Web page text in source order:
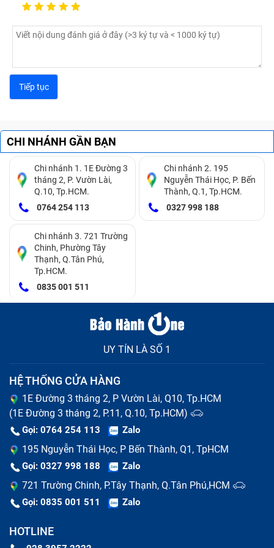
hoặc các laptop không hỗ trợ các loại giao diện nhanh
hơn.
NVMe SSD (Non-Volatile Memory Express Solid State
nhớ flash NAND. Giao diện NVMe sử dụng kết nối
PCIe (Peripheral Component Interconnect Express)
thay vì chuẩn SATA, giúp cung cấp tốc độ đọc và ghi
cao gấp nhiều lần so với các ổ SATA SSD truyền thống.
MB/s đến 7,000 MB/s, tùy thuộc vào phiên bản PCIe
được sử dụng.
Ứng dụng: Dùng cho các laptop cao cấp, chơi game,
hoặc các máy tính xách tay cần hiệu suất cao.
M.2 SSD
M.2 SSD là loại ổ cứng thể rắn (SSD) có kích thước
suất lưu trữ và tiết kiệm không gian. M.2 SSD có thể
CHI NHÁNH GẦN BẠN
Chi nhánh 1. 1E Đường 3
tháng 2, P. Vườn Lài,
Q.10, Tp.HCM.
0764 254 113
Chi nhánh 2. 195
Nguyễn Thái Học, P. Bến
Thành, Q.1, Tp.HCM.
0327 998 188
Chi nhánh 3. 721 Trường
Chinh, Phường Tây
Thạnh, Q.Tân Phú,
Tp.HCM.
0835 001 511
UY TÍN LÀ SỐ 1
HỆ THỐNG CỬA HÀNG
1E Đường 3 tháng 2, P Vườn Lài, Q10, Tp.HCM
(1E Đường 3 tháng 2, P.11, Q.10, Tp.HCM)
Gọi: 0764 254 113 Zalo
195 Nguyễn Thái Học, P Bến Thành, Q1, TpHCM
Gọi: 0327 998 188 Zalo
721 Trường Chinh, P.Tây Thạnh, Q.Tân Phú,HCM
Gọi: 0835 001 511 Zalo
HOTLINE